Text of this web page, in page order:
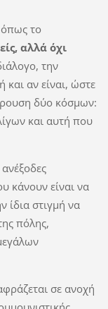
όπως το
αλλά όχι
την
αν είναι, ώστε
δύο κόσμων:
και αυτή που
κάνουν είναι να
ίδια στιγμή να
πόλης,
σε ανοχή